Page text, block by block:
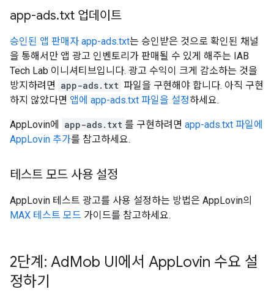
app-ads.txt 업데이트
승인된 앱 판매자 app-ads.txt는 승인받은 것으로 확인된 채널
을 통해서만 앱 광고 인벤토리가 판매될 수 있게 해주는 IAB
Tech Lab 이니셔티브입니다. 광고 수익이 크게 감소하는 것을
방지하려면 app-ads.txt 파일을 구현해야 합니다. 아직 구현
하지 않았다면 앱에 app-ads.txt 파일을 설정하세요.
AppLovin에 app-ads.txt 를 구현하려면 app-ads.txt 파일에
AppLovin 추가를 참고하세요.
테스트 모드 사용 설정
AppLovin 테스트 광고를 사용 설정하는 방법은 AppLovin의
MAX 테스트 모드 가이드를 참고하세요.
2단계: AdMob UI에서 AppLovin 수요 설
정하기